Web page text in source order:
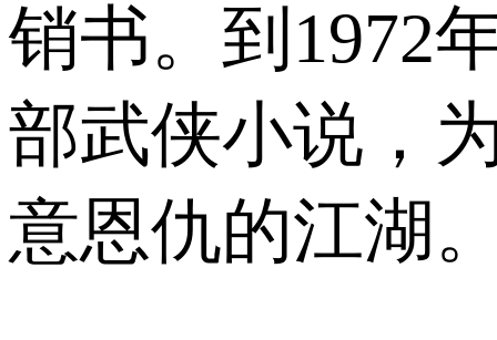
销书。到1972
部武侠小说，
意恩仇的江湖